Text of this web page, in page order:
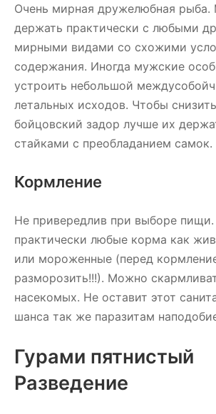
Очень мирная дружелюбная
держать практически с любыми
мирными видами со схожими
содержания. Иногда мужские
устроить небольшой
летальных исходов. Чтобы
бойцовский задор лучше их
стайками с преобладанием самок.
Кормление
Не привередлив при выборе
практически любые корма как
или мороженные (перед
разморозить!!!). Можно
насекомых. Не оставит этот
шанса так же паразитам
Гурами пятнистый
Разведение